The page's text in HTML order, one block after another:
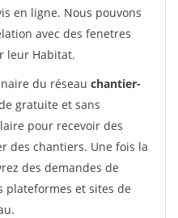
en ligne. Nous pouvons
avec des fenetres
leur Habitat.
du réseau chantier-
gratuite et sans
pour recevoir des
des chantiers. Une fois la
des demandes de
plateformes et sites de